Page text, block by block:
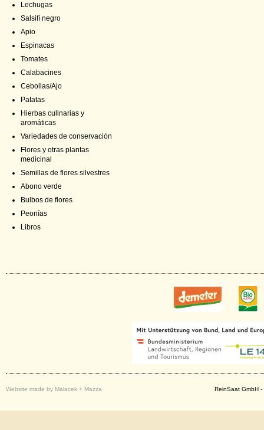
Lechugas
Salsifí negro
Apio
Espinacas
Tomates
Calabacines
Cebollas/Ajo
Patatas
Hierbas culinarias y
aromáticas
Variedades de conservación
Flores y otras plantas
medicinal
Semillas de flores silvestres
Abono verde
Bulbos de flores
Peonías
Libros
Website made by Malacek + Mazza ReinSaat GmbH